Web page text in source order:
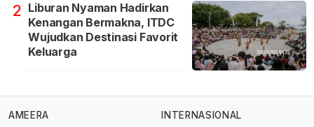
2 Liburan Nyaman Hadirkan
Kenangan Bermakna, ITDC
Wujudkan Destinasi Favorit
Keluarga
AMEERA
INTERNASIONAL